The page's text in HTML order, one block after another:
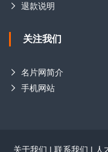
退款说明
关注我们
名片网简介
手机网站
关于我们 | 联系我们 | 人